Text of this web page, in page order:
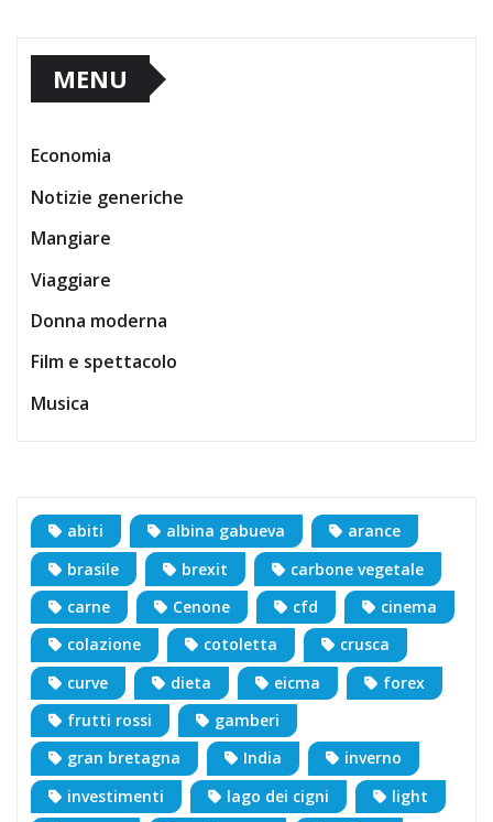
MENU
Economia
Notizie generiche
Mangiare
Viaggiare
Donna moderna
Film e spettacolo
Musica
abiti albina gabueva
arance
brasile
brexit
carbone vegetale
carne
Cenone cfd
cinema
colazione
cotoletta
crusca
curve
dieta eicma
forex
frutti rossi
gamberi
gran bretagna
India
inverno
investimenti
lago dei cigni
light